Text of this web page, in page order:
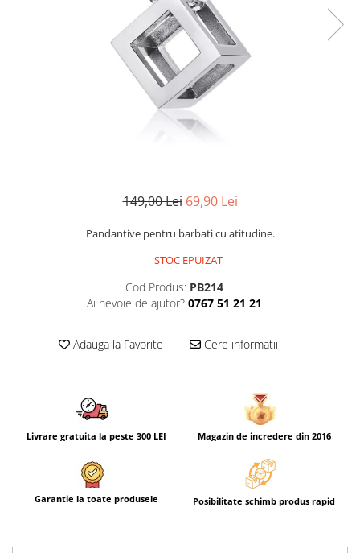
149,00 Lei 69,90 Lei
Pandantive pentru barbati cu atitudine.
STOC EPUIZAT
Cod Produs: PB214
Ai nevoie de ajutor? 0767 51 21 21
Adauga la Favorite Cere informatii
Livrare gratuita la peste 300 LEI Magazin de incredere din 2016
Garantie la toate produsele Posibilitate schimb produs rapid